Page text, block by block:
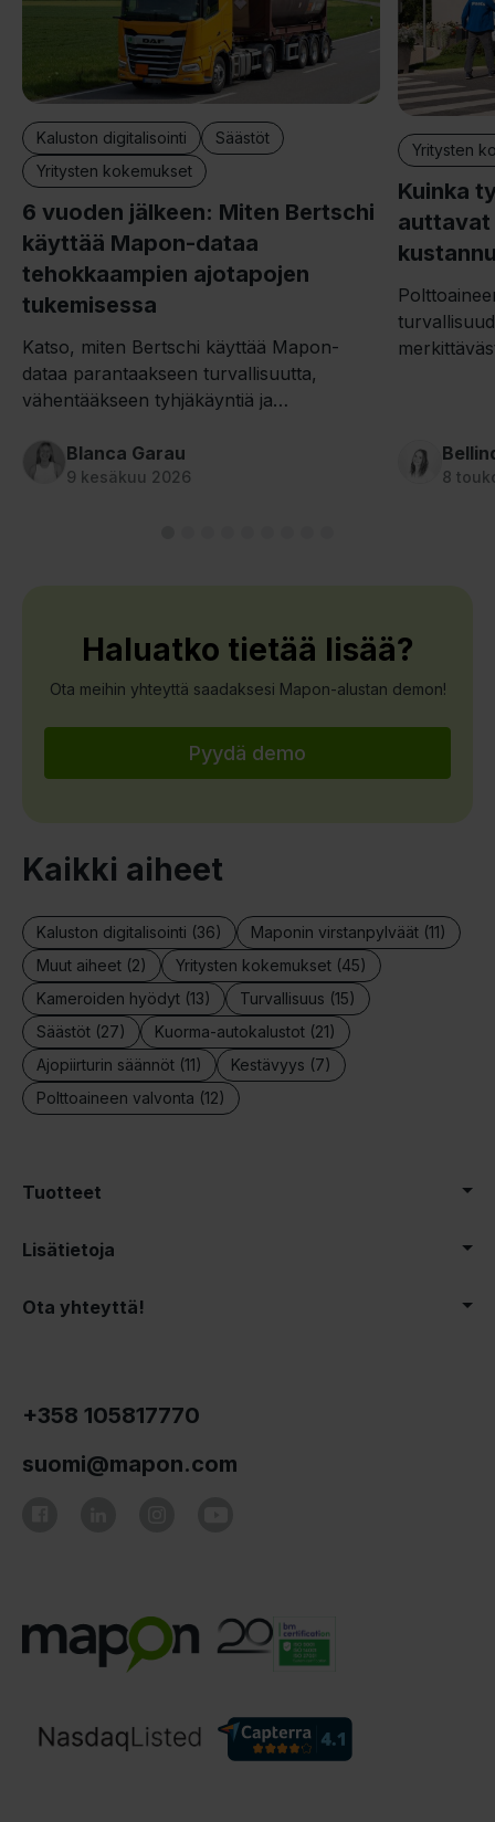
Kaluston digitalisointi
Säästöt
Yritysten kokemukset
6 vuoden jälkeen: Miten Bertschi
käyttää Mapon-dataa
tehokkaampien ajotapojen
tukemisessa
Katso, miten Bertschi käyttää Mapon-
dataa parantaakseen turvallisuutta,
vähentääkseen tyhjäkäyntiä ja
tehokkaampaa kuljettajakoulutusta.
Blanca Garau
9 kesäkuu 2026
Yritysten
Kuinka
auttavat
8
Haluatko tietää lisää?
Ota meihin yhteyttä saadaksesi Mapon-alustan demon!
Pyydä demo
Kaikki aiheet
Kaluston digitalisointi (36)
Maponin virstanpylväät (11)
Muut aiheet (2)
Yritysten kokemukset (45)
Kameroiden hyödyt (13)
Turvallisuus (15)
Säästöt (27)
Kuorma-autokalustot (21)
Ajopiirturin säännöt (11)
Kestävyys (7)
Polttoaineen valvonta (12)
Tuotteet
Lisätietoja
Ota yhteyttä!
+358 105817770
suomi@mapon.com